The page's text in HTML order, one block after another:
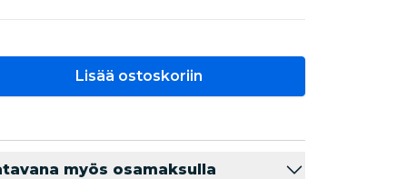
Lisää ostoskoriin
myös osamaksulla